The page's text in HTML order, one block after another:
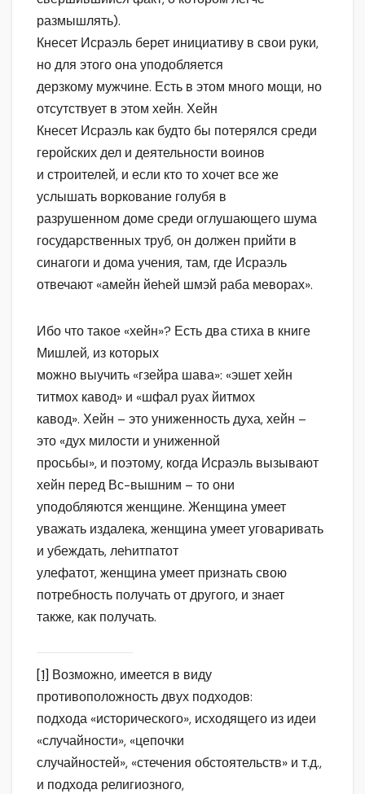
размышлять).
Кнесет Исраэль берет инициативу в свои руки,
но для этого она уподобляется
дерзкому мужчине. Есть в этом много мощи, но
отсутствует в этом хейн. Хейн
Кнесет Исраэль как будто бы потерялся среди
геройских дел и деятельности воинов
и строителей, и если кто то хочет все же
услышать воркование голубя в
разрушенном доме среди оглушающего шума
государственных труб, он должен прийти в
синагоги и дома учения, там, где Исраэль
отвечают «амейн йеhей шмэй раба меворах».
Ибо что такое «хейн»? Есть два стиха в книге
Мишлей, из которых
можно выучить «гзейра шава»: «эшет хейн
титмох кавод» и «шфал руах йитмох
кавод». Хейн – это униженность духа, хейн –
это «дух милости и униженной
просьбы», и поэтому, когда Исраэль вызывают
хейн перед Вс-вышним – то они
уподобляются женщине. Женщина умеет
уважать издалека, женщина умеет уговаривать
и убеждать, леhитпатот
улефатот, женщина умеет признать свою
потребность получать от другого, и знает
также, как получать.
[1] Возможно, имеется в виду
противоположность двух подходов:
подхода «исторического», исходящего из идеи
«случайности», «цепочки
случайностей», «стечения обстоятельств» и т.д.,
и подхода религиозного,